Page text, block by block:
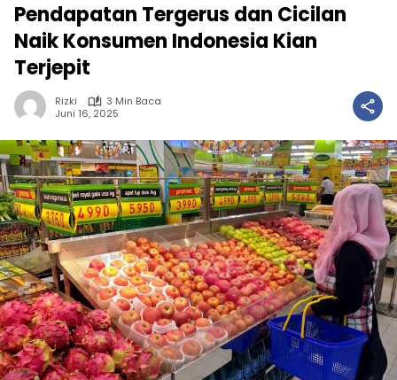
Pendapatan Tergerus dan Cicilan
Naik Konsumen Indonesia Kian
Terjepit
Rizki
3 Min Baca
Juni 16, 2025